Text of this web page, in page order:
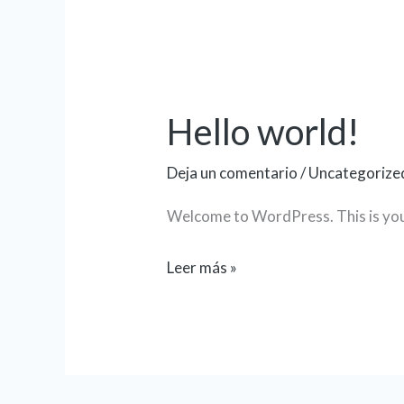
Hello world!
Deja un comentario /
Welcome to WordPress. This is
Hello
world!
Leer más »